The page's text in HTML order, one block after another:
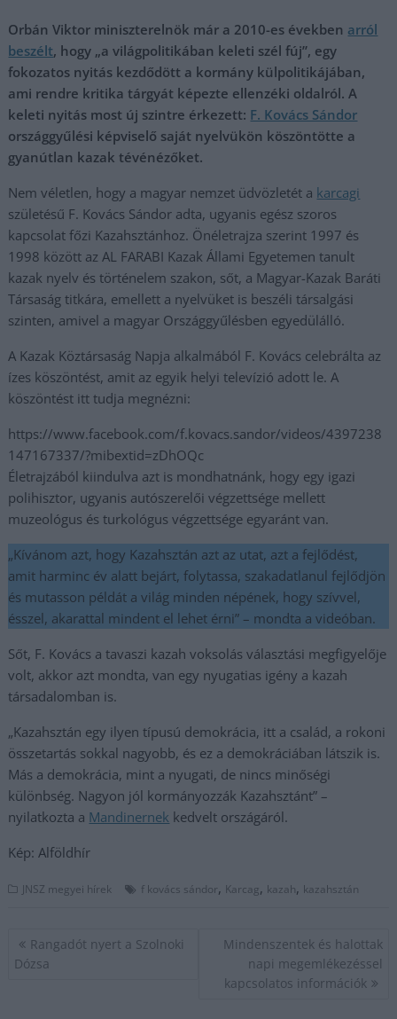
Orbán Viktor miniszterelnök már a 2010-es években arról
beszélt, hogy „a világpolitikában keleti szél fúj”, egy
fokozatos nyitás kezdődött a kormány külpolitikájában,
ami rendre kritika tárgyát képezte ellenzéki oldalról. A
keleti nyitás most új szintre érkezett: F. Kovács Sándor
országgyűlési képviselő saját nyelvükön köszöntötte a
gyanútlan kazak tévénézőket.
Nem véletlen, hogy a magyar nemzet üdvözletét a karcagi
születésű F. Kovács Sándor adta, ugyanis egész szoros
kapcsolat főzi Kazahsztánhoz. Önéletrajza szerint 1997 és
1998 között az AL FARABI Kazak Állami Egyetemen tanult
kazak nyelv és történelem szakon, sőt, a Magyar-Kazak Baráti
Társaság titkára, emellett a nyelvüket is beszéli társalgási
szinten, amivel a magyar Országgyűlésben egyedülálló.
A Kazak Köztársaság Napja alkalmából F. Kovács celebrálta az
ízes köszöntést, amit az egyik helyi televízió adott le. A
köszöntést itt tudja megnézni:
https://www.facebook.com/f.kovacs.sandor/videos/4397238
147167337/?mibextid=zDhOQc
Életrajzából kiindulva azt is mondhatnánk, hogy egy igazi
polihisztor, ugyanis autószerelői végzettsége mellett
muzeológus és turkológus végzettsége egyaránt van.
„Kívánom azt, hogy Kazahsztán azt az utat, azt a fejlődést,
amit harminc év alatt bejárt, folytassa, szakadatlanul fejlődjön
és mutasson példát a világ minden népének, hogy szívvel,
ésszel, akarattal mindent el lehet érni” – mondta a videóban.
Sőt, F. Kovács a tavaszi kazah voksolás választási megfigyelője
volt, akkor azt mondta, van egy nyugatias igény a kazah
társadalomban is.
„Kazahsztán egy ilyen típusú demokrácia, itt a család, a rokoni
összetartás sokkal nagyobb, és ez a demokráciában látszik is.
Más a demokrácia, mint a nyugati, de nincs minőségi
különbség. Nagyon jól kormányozzák Kazahsztánt” –
nyilatkozta a Mandinernek kedvelt országáról.
Kép: Alföldhír
JNSZ megyei hírek f kovács sándor, Karcag, kazah, kazahsztán
Bejegyzés
navigáció
Rangadót nyert a Szolnoki
Dózsa
Mindenszentek és halottak
napi megemlékezéssel
kapcsolatos információk